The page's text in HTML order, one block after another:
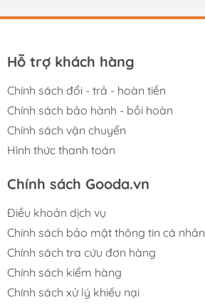
Hỗ trợ khách hàng
Chính sách đổi - trả - hoàn tiền
Chính sách bảo hành - bồi hoàn
Chính sách vận chuyển
Hình thức thanh toán
Chính sách Gooda.vn
Điều khoản dịch vụ
Chính sách bảo mật thông tin cá nhân
Chính sách tra cứu đơn hàng
Chính sách kiểm hàng
Chính sách xử lý khiếu nại